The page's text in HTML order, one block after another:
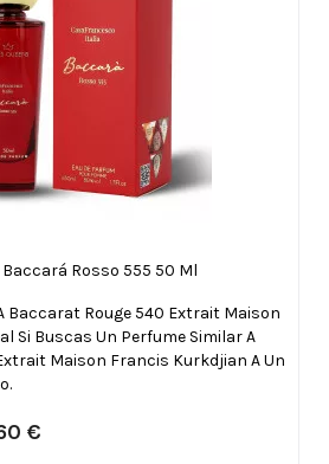
Rosso 555 50 Ml
Baccarat Rouge 540 Extrait Maison
Si Buscas Un Perfume Similar A
Maison Francis Kurkdjian A Un
€